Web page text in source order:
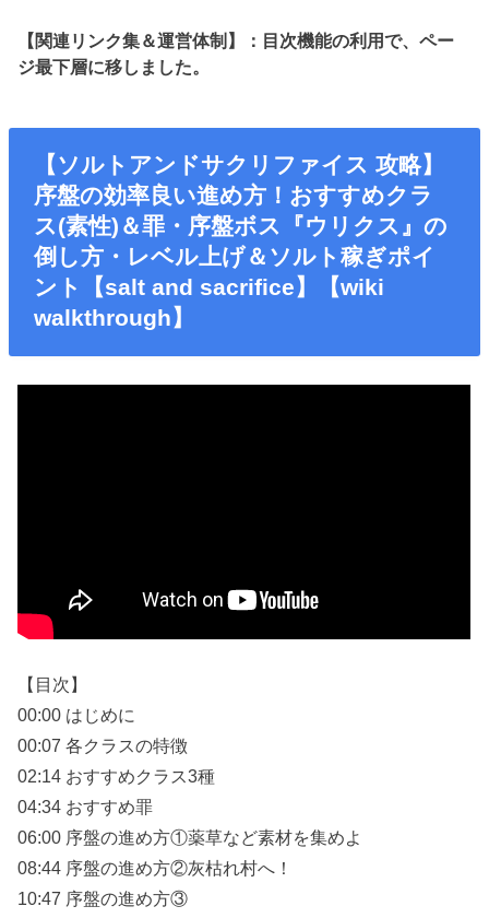
【関連リンク集＆運営体制】：目次機能の利用で、ペー
ジ最下層に移しました。
【ソルトアンドサクリファイス 攻略】
序盤の効率良い進め方！おすすめクラ
ス(素性)＆罪・序盤ボス『ウリクス』の
倒し方・レベル上げ＆ソルト稼ぎポイ
ント【salt and sacrifice】【wiki
walkthrough】
【目次】
00:00 はじめに
00:07 各クラスの特徴
02:14 おすすめクラス3種
04:34 おすすめ罪
06:00 序盤の進め方①薬草など素材を集めよ
08:44 序盤の進め方②灰枯れ村へ！
10:47 序盤の進め方③